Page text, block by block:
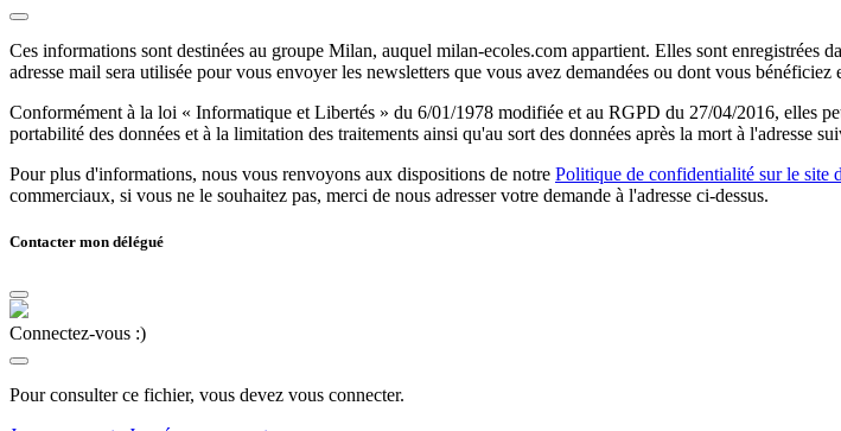
Ces informations sont destinées au groupe Milan, auquel milan-ecoles.com appartient. Elles sont enregistrées
adresse mail sera utilisée pour vous envoyer les newsletters que vous avez demandées ou dont vous bénéficiez
Conformément à la loi « Informatique et Libertés » du 6/01/1978 modifiée et au RGPD du 27/04/2016, elles
portabilité des données et à la limitation des traitements ainsi qu'au sort des données après la mort à l'adresse
Pour plus d'informations, nous vous renvoyons aux dispositions de notre Politique de confidentialité sur le site
commerciaux, si vous ne le souhaitez pas, merci de nous adresser votre demande à l'adresse ci-dessus.
Contacter mon délégué
Connectez-vous :)
Pour consulter ce fichier, vous devez vous connecter.